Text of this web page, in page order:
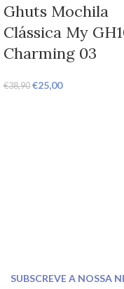
Ghuts Mochila
Clássica My
Charming 03
€38,90 €25,00
SUBSCREVE A NOSSA